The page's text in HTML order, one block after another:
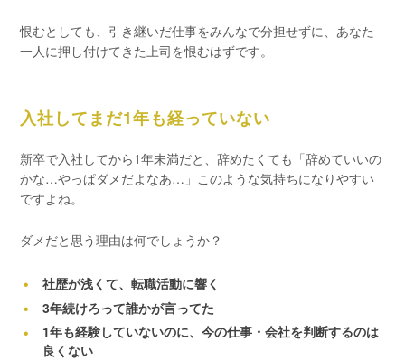
恨むとしても、引き継いだ仕事をみんなで分担せずに、あなた
一人に押し付けてきた上司を恨むはずです。
入社してまだ1年も経っていない
新卒で入社してから1年未満だと、辞めたくても「辞めていいの
かな…やっぱダメだよなあ…」このような気持ちになりやすい
ですよね。
ダメだと思う理由は何でしょうか？
社歴が浅くて、転職活動に響く
3年続けろって誰かが言ってた
1年も経験していないのに、今の仕事・会社を判断するのは
良くない